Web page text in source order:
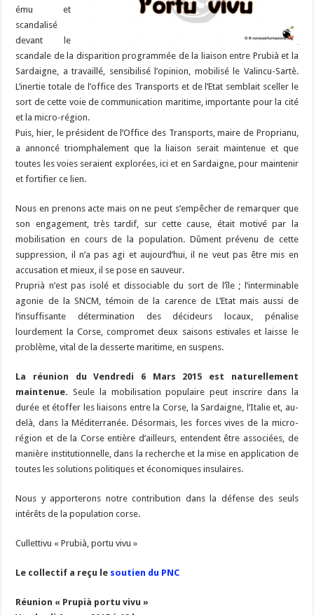
ému et
scandalisé
devant le
scandale de la disparition programmée de la liaison entre Prubià et la
Sardaigne, a travaillé, sensibilisé l’opinion, mobilisé le Valincu-Sartè.
L’inertie totale de l’office des Transports et de l’Etat semblait sceller le
sort de cette voie de communication maritime, importante pour la cité
et la micro-région.
Puis, hier, le président de l’Office des Transports, maire de Proprianu,
a annoncé triomphalement que la liaison serait maintenue et que
toutes les voies seraient explorées, ici et en Sardaigne, pour maintenir
et fortifier ce lien.
Nous en prenons acte mais on ne peut s’empêcher de remarquer que
son engagement, très tardif, sur cette cause, était motivé par la
mobilisation en cours de la population. Dûment prévenu de cette
suppression, il n’a pas agi et aujourd’hui, il ne veut pas être mis en
accusation et mieux, il se pose en sauveur.
Pruprià n’est pas isolé et dissociable du sort de l’île ; l’interminable
agonie de la SNCM, témoin de la carence de L’Etat mais aussi de
l’insuffisante détermination des décideurs locaux, pénalise
lourdement la Corse, compromet deux saisons estivales et laisse le
problème, vital de la desserte maritime, en suspens.
La réunion du Vendredi 6 Mars 2015 est naturellement
maintenue. Seule la mobilisation populaire peut inscrire dans la
durée et étoffer les liaisons entre la Corse, la Sardaigne, l’Italie et, au-
delà, dans la Méditerranée. Désormais, les forces vives de la micro-
région et de la Corse entière d’ailleurs, entendent être associées, de
manière institutionnelle, dans la recherche et la mise en application de
toutes les solutions politiques et économiques insulaires.
Nous y apporterons notre contribution dans la défense des seuls
intérêts de la population corse.
Cullettivu « Prubià, portu vivu »
Le collectif a reçu le soutien du PNC
Réunion « Prupià portu vivu »